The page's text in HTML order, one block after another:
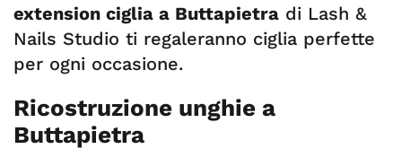
extension ciglia a Buttapietra di Lash &
Nails Studio ti regaleranno ciglia perfette
per ogni occasione.
Ricostruzione unghie a
Buttapietra